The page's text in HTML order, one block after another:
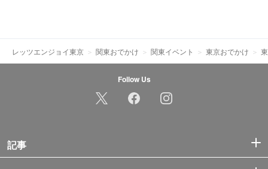
レッツエンジョイ東京 関東おでかけ 関東イベント 東京おでかけ
Follow Us
記事